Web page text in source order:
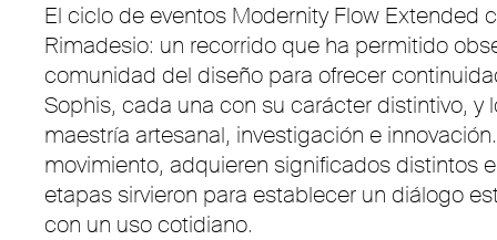
El ciclo de eventos Modernity Flow
Rimadesio: un recorrido que ha permitido
comunidad del diseño para ofrecer
Sophis, cada una con su carácter distintivo,
maestría artesanal, investigación e
movimiento, adquieren significados distintos
etapas sirvieron para establecer un diálogo
con un uso cotidiano.